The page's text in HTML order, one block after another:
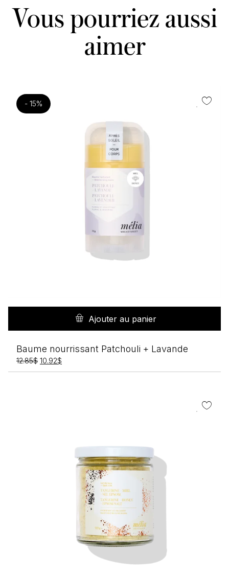
Vous pourriez aussi
aimer
- 15%
Ajouter au panier
Baume nourrissant Patchouli + Lavande
12.85$ Le
prix
10.92$
prix